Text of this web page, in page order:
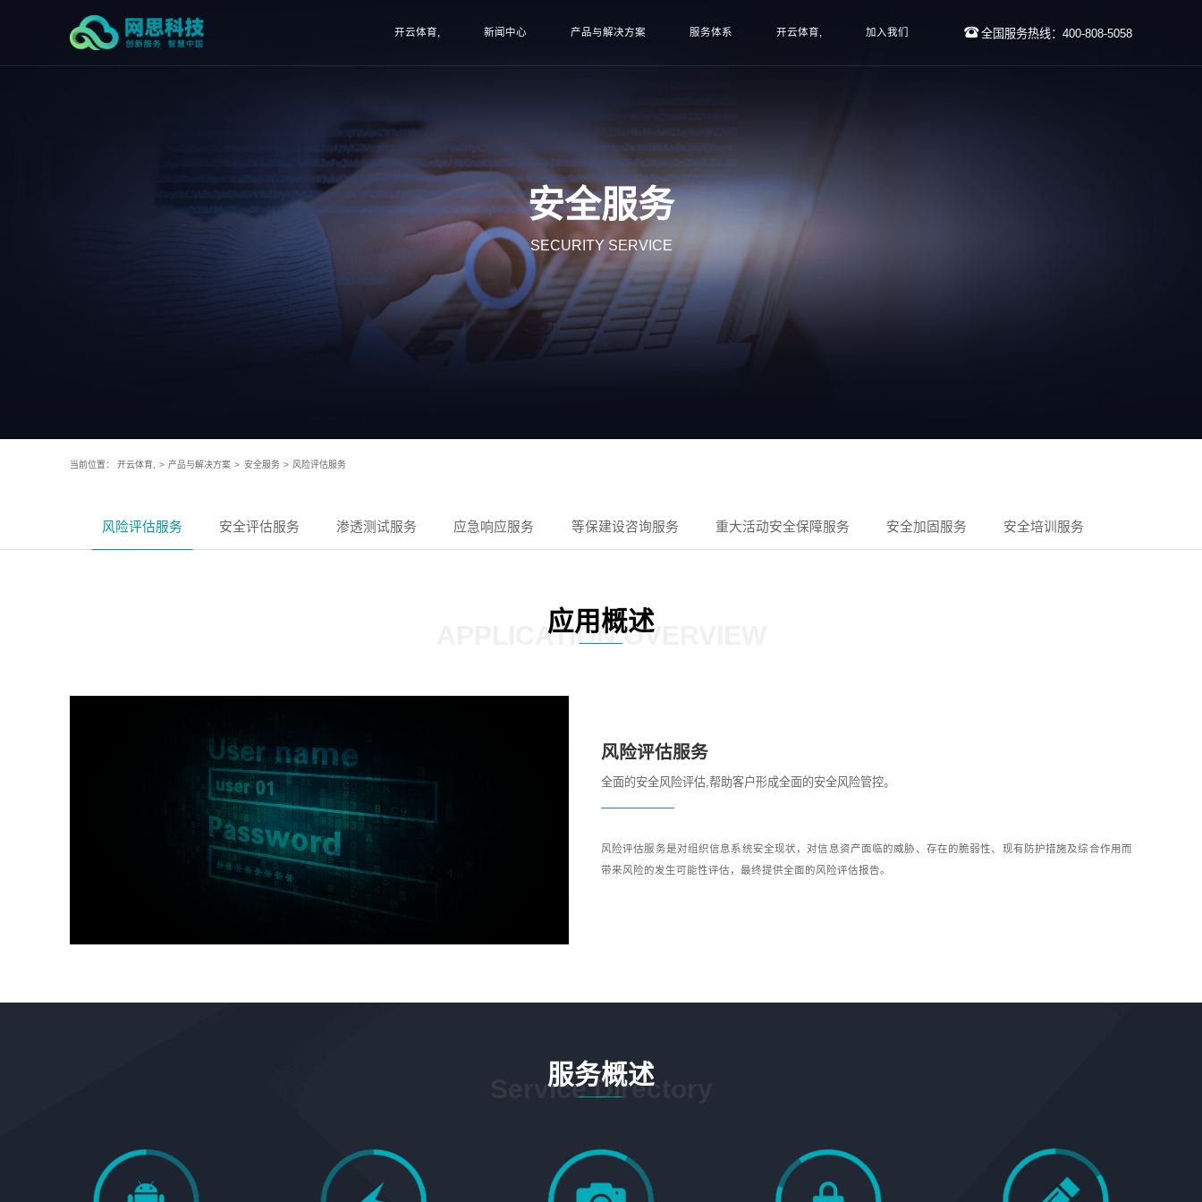
开云体育, 新闻中心 产品与解决方案 服务体系 开云体育, 加入我们 全国服务热线：400-808-5058
安全服务
SECURITY SERVICE
当前位置： 开云体育, > 产品与解决方案 > 安全服务 > 风险评估服务
风险评估服务 安全评估服务 渗透测试服务 应急响应服务 等保建设咨询服务 重大活动安全保障服务 安全加固服务 安全培训服务
应用概述
APPLICATION OVERVIEW
风险评估服务
全面的安全风险评估,帮助客户形成全面的安全风险管控。
风险评估服务是对组织信息系统安全现状，对信息资产面临的威胁、存在的脆弱性、现有防护措施及综合作用而
带来风险的发生可能性评估，最终提供全面的风险评估报告。
服务概述
Service Directory